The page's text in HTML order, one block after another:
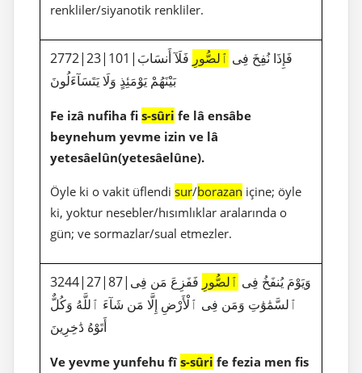
renkliler/siyanotik renkliler.
2772|23|101|فَإِذَا نُفِخَ فِى ٱلصُّورِ فَلَآ أَنسَابَ
بَيْنَهُمْ يَوْمَئِذٍ وَلَا يَتَسَآءَلُونَ
Fe izâ nufiha fi s-sûri fe lâ ensâbe
beynehum yevme izin ve lâ
yetesâelûn(yetesâelûne).
Öyle ki o vakit üflendi sur/borazan içine; öyle
ki, yoktur nesebler/hısımlıklar aralarında o
gün; ve sormazlar/sual etmezler.
3244|27|87|وَيَوْمَ يُنفَخُ فِى ٱلصُّورِ فَفَزِعَ مَن فِى
ٱلسَّمَٰوَٰتِ وَمَن فِى ٱلْأَرْضِ إِلَّا مَن شَآءَ ٱللَّهُ وَكُلٌّ
أَتَوْهُ دَٰخِرِينَ
Ve yevme yunfehu fîs-sûri fe fezia men fis